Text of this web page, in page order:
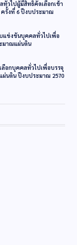
วไปผู้มีสิทธิ์คัดเลือกเข้า
ครั้งที่ 6 ปีงบประมาณ
แข่งขันบุคคลทั่วไปเพื่อ
มาณแผ่นดิน
อกบุคคลทั่วไปเพื่อบรรจุ
ผ่นดิน ปีงบประมาณ 2570